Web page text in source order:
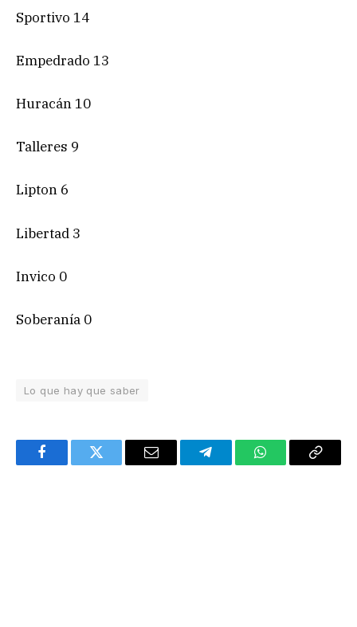
Sportivo 14
Empedrado 13
Huracán 10
Talleres 9
Lipton 6
Libertad 3
Invico 0
Soberanía 0
Lo que hay que saber
FacebookTwitter Email TelegramWhatsAppCopy